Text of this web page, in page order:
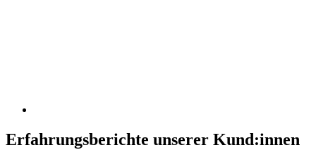
Erfahrungsberichte unserer Kund:innen